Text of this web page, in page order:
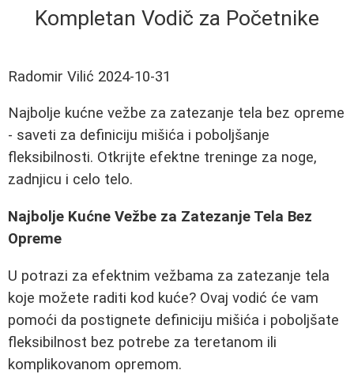
Kompletan Vodič za Početnike
Radomir Vilić 2024-10-31
Najbolje kućne vežbe za zatezanje tela bez opreme
- saveti za definiciju mišića i poboljšanje
fleksibilnosti. Otkrijte efektne treninge za noge,
zadnjicu i celo telo.
Najbolje Kućne Vežbe za Zatezanje Tela Bez
Opreme
U potrazi za efektnim vežbama za zatezanje tela
koje možete raditi kod kuće? Ovaj vodić će vam
pomoći da postignete definiciju mišića i poboljšate
fleksibilnost bez potrebe za teretanom ili
komplikovanom opremom.